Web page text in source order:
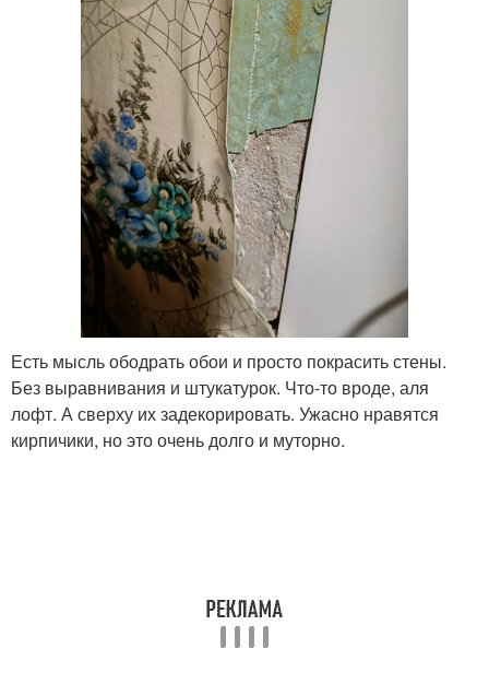
Есть мысль ободрать обои и просто покрасить стены.
Без выравнивания и штукатурок. Что-то вроде, аля
лофт. А сверху их задекорировать. Ужасно нравятся
кирпичики, но это очень долго и муторно.